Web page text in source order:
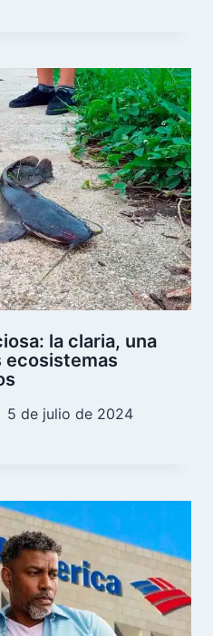
la claria, una
ecosistemas
5 de julio de 2024